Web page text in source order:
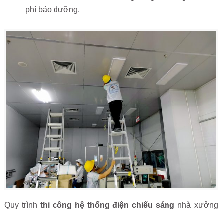
phí bảo dưỡng.
Quy trình thi công hệ thống điện chiếu sáng nhà xưởng